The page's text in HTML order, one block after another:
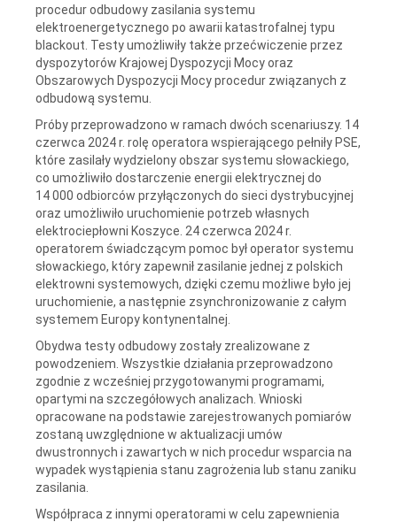
procedur odbudowy zasilania systemu
elektroenergetycznego po awarii katastrofalnej typu
blackout. Testy umożliwiły także przećwiczenie przez
dyspozytorów Krajowej Dyspozycji Mocy oraz
Obszarowych Dyspozycji Mocy procedur związanych z
odbudową systemu.
Próby przeprowadzono w ramach dwóch scenariuszy. 14
czerwca 2024 r. rolę operatora wspierającego pełniły PSE,
które zasilały wydzielony obszar systemu słowackiego,
co umożliwiło dostarczenie energii elektrycznej do
14 000 odbiorców przyłączonych do sieci dystrybucyjnej
oraz umożliwiło uruchomienie potrzeb własnych
elektrociepłowni Koszyce. 24 czerwca 2024 r.
operatorem świadczącym pomoc był operator systemu
słowackiego, który zapewnił zasilanie jednej z polskich
elektrowni systemowych, dzięki czemu możliwe było jej
uruchomienie, a następnie zsynchronizowanie z całym
systemem Europy kontynentalnej.
Obydwa testy odbudowy zostały zrealizowane z
powodzeniem. Wszystkie działania przeprowadzono
zgodnie z wcześniej przygotowanymi programami,
opartymi na szczegółowych analizach. Wnioski
opracowane na podstawie zarejestrowanych pomiarów
zostaną uwzględnione w aktualizacji umów
dwustronnych i zawartych w nich procedur wsparcia na
wypadek wystąpienia stanu zagrożenia lub stanu zaniku
zasilania.
Współpraca z innymi operatorami w celu zapewnienia